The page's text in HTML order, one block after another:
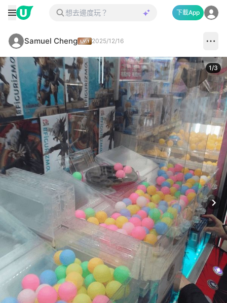
下載App
Samuel Cheng 2025/12/16
1/3